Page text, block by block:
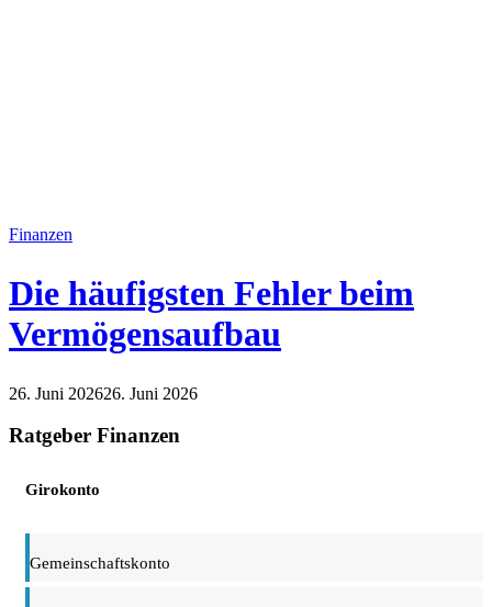
Finanzen
Die häufigsten Fehler beim
Vermögensaufbau
26. Juni 202626. Juni 2026
Ratgeber Finanzen
Girokonto
Gemeinschaftskonto